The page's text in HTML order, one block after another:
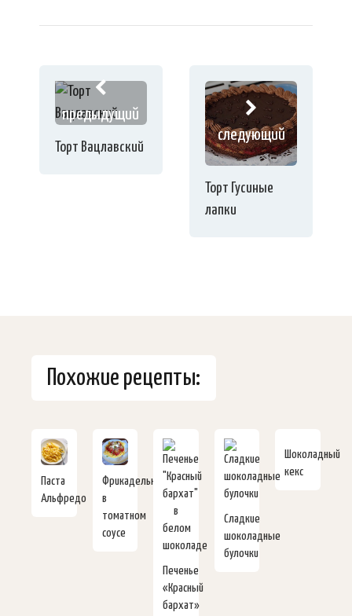
предыдущий
Торт Вацлавский
следующий
Торт Гусиные
лапки
Похожие рецепты:
Паста
Альфредо
Фрикадельки
в
томатном
соусе
Печенье
«Красный
бархат»
Сладкие
шоколадные
булочки
Шоколадный
кекс